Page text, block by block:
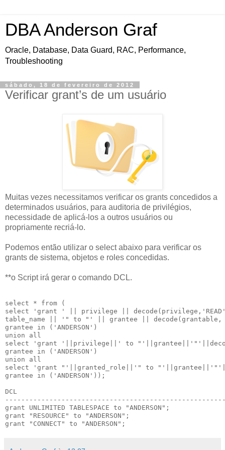
DBA Anderson Graf
Oracle, Database, Data Guard, RAC, Performance,
Troubleshooting
sábado, 18 de fevereiro de 2012
Verificar grant’s de um usuário
Muitas vezes necessitamos verificar os grants concedidos a
determinados usuários, para auditoria de privilégios,
necessidade de aplicá-los a outros usuários ou
propriamente recriá-lo.
Podemos então utilizar o select abaixo para verificar os
grants de sistema, objetos e roles concedidas.
**o Script irá gerar o comando DCL.
select * from (
select 'grant ' || privilege ||
table_name || '" to "' || grantee ||
grantee in ('ANDERSON')
union all
select 'grant '||privilege||' to
grantee in ('ANDERSON')
union all
select 'grant "'||granted_role||'" to
grantee in ('ANDERSON'));
DCL
grant UNLIMITED TABLESPACE to "ANDERSON";
grant "RESOURCE" to "ANDERSON";